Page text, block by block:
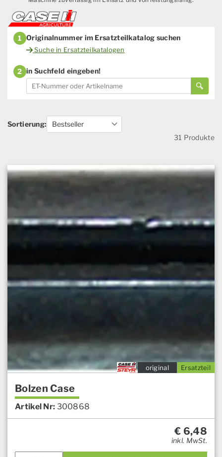
1 Originalnummer im Ersatzteilkatalog suchen
Suche in Ersatzteilkatalogen
2 in Suchfeld eingeben!
Sortierung:
31 Produkte
Ersatzteil
original
Bolzen Case
Artikel Nr: 300868
€ 6,48
inkl. MwSt.